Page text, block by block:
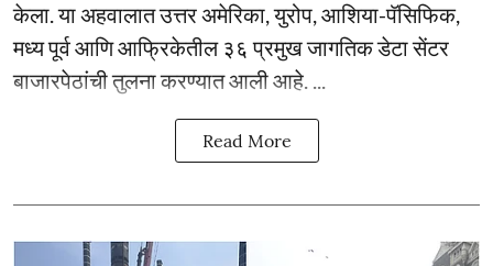
केला. या अहवालात उत्तर अमेरिका, युरोप, आशिया-पॅसिफिक,
मध्य पूर्व आणि आफ्रिकेतील ३६ प्रमुख जागतिक डेटा सेंटर
बाजारपेठांची तुलना करण्यात आली आहे. ...
Read More